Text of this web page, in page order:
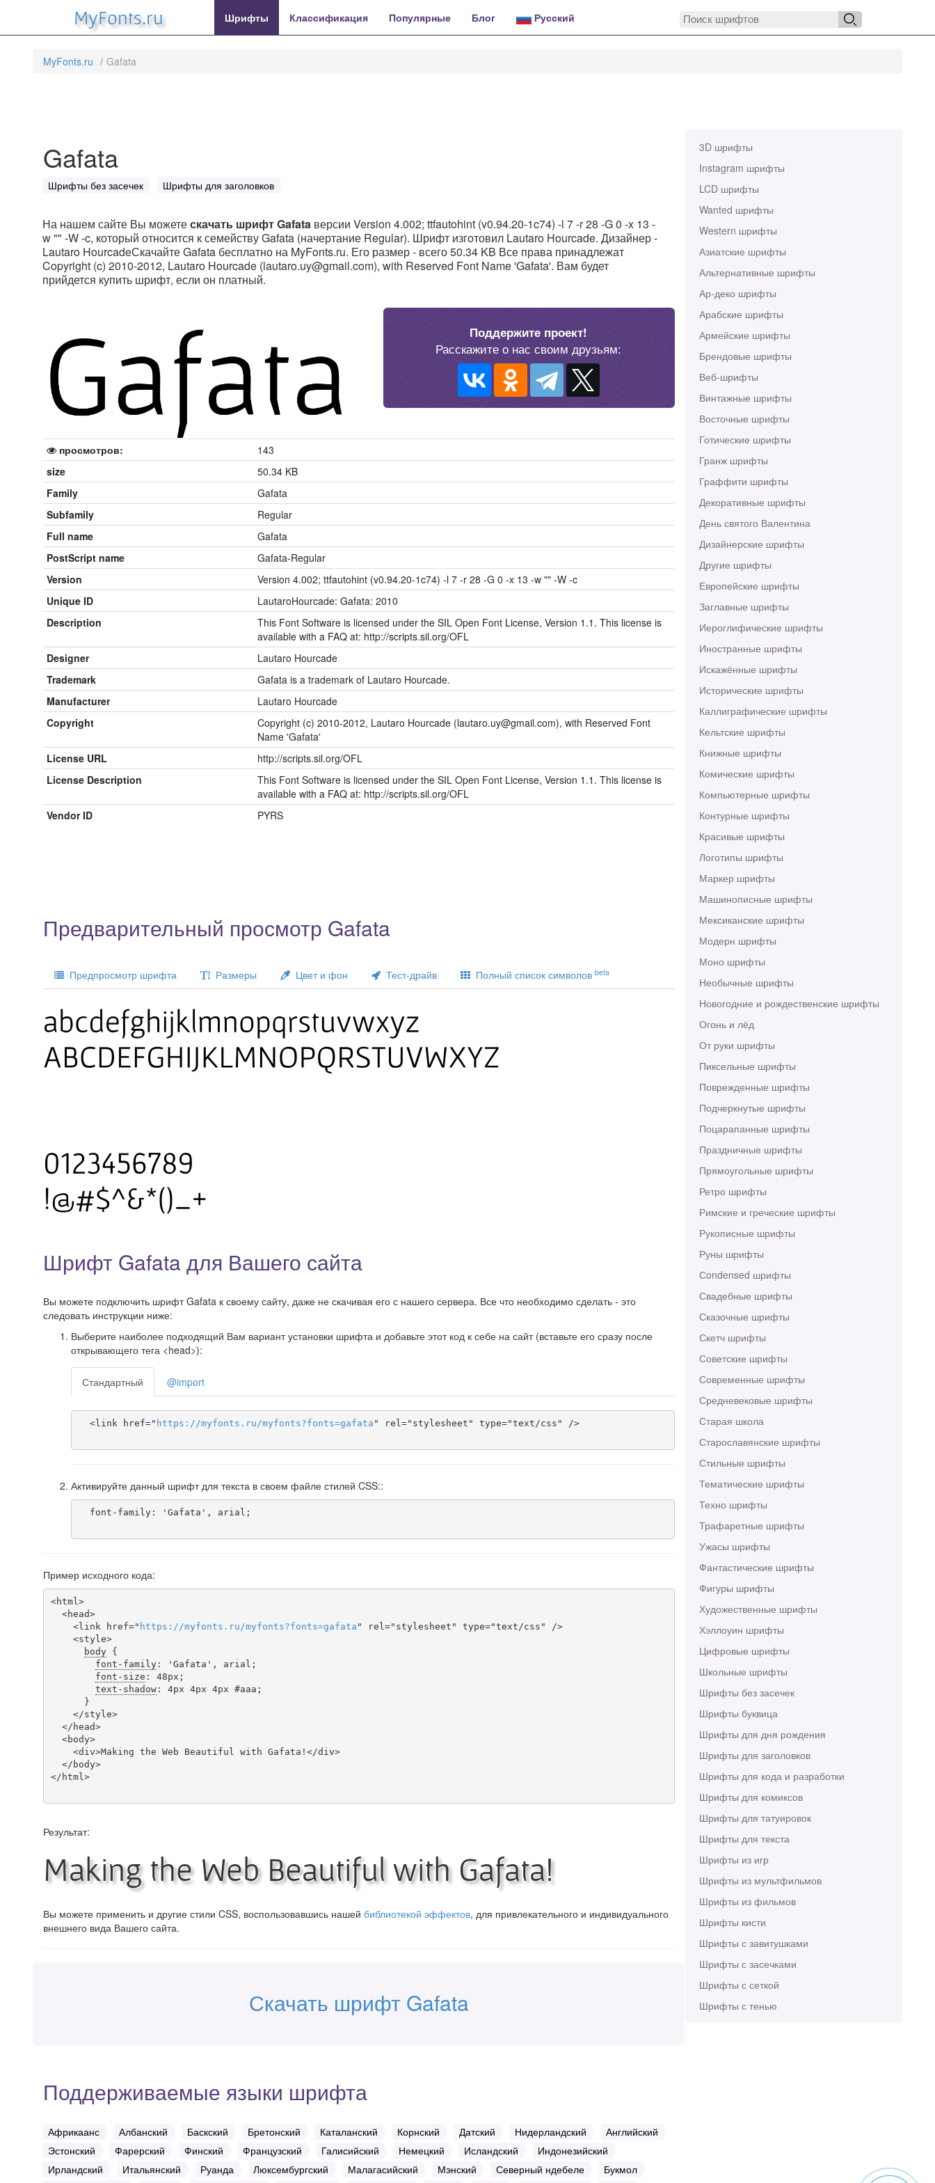
MyFonts.ru Шрифты Классификация Популярные Блог Русский
MyFonts.ru Gafata
3D шрифты
Instagram шрифты
LCD шрифты
Wanted шрифты
Western шрифты
Азиатские шрифты
Альтернативные шрифты
Ар-деко шрифты
Арабские шрифты
Армейские шрифты
Брендовые шрифты
Веб-шрифты
Винтажные шрифты
Восточные шрифты
Готические шрифты
Гранж шрифты
Граффити шрифты
Декоративные шрифты
День святого Валентина
Дизайнерские шрифты
Другие шрифты
Европейские шрифты
Заглавные шрифты
Иероглифические шрифты
Иностранные шрифты
Искажённые шрифты
Исторические шрифты
Каллиграфические шрифты
Кельтские шрифты
Книжные шрифты
Комические шрифты
Компьютерные шрифты
Контурные шрифты
Красивые шрифты
Логотипы шрифты
Маркер шрифты
Машинописные шрифты
Мексиканские шрифты
Модерн шрифты
Моно шрифты
Необычные шрифты
Новогодние и рождественские шрифты
Огонь и лёд
От руки шрифты
Пиксельные шрифты
Поврежденные шрифты
Подчеркнутые шрифты
Поцарапанные шрифты
Праздничные шрифты
Прямоугольные шрифты
Ретро шрифты
Римские и греческие шрифты
Рукописные шрифты
Руны шрифты
Сondensed шрифты
Свадебные шрифты
Сказочные шрифты
Скетч шрифты
Советские шрифты
Современные шрифты
Средневековые шрифты
Старая школа
Старославянские шрифты
Стильные шрифты
Тематические шрифты
Техно шрифты
Трафаретные шрифты
Ужасы шрифты
Фантастические шрифты
Фигуры шрифты
Художественные шрифты
Хэллоуин шрифты
Цифровые шрифты
Школьные шрифты
Шрифты без засечек
Шрифты буквица
Шрифты для дня рождения
Шрифты для заголовков
Шрифты для кода и разработки
Шрифты для комиксов
Шрифты для татуировок
Шрифты для текста
Шрифты из игр
Шрифты из мультфильмов
Шрифты из фильмов
Шрифты кисти
Шрифты с завитушками
Шрифты с засечками
Шрифты с сеткой
Шрифты с тенью
Gafata
Шрифты без засечек Шрифты для заголовков
На нашем сайте Вы можетескачать шрифт Gafata версии Version 4.002; ttfautohint (v0.94.20-1c74) -l 7 -r 28 -G 0 -x 13 -
w "" -W -c, который относится к семейству Gafata (начертание Regular). Шрифт изготовил Lautaro Hourcade. Дизайнер -
Lautaro HourcadeСкачайте Gafata бесплатно на MyFonts.ru. Его размер - всего 50.34 KB Все права принадлежат
Copyright (c) 2010-2012, Lautaro Hourcade (lautaro.uy@gmail.com), with Reserved Font Name 'Gafata'. Вам будет
прийдется купить шрифт, если он платный.
Поддержите проект!
Расскажите о нас своим друзьям:
просмотров:
143
size
50.34 KB
Family
Gafata
Subfamily
Regular
Full name
Gafata
PostScript name
Gafata-Regular
Version
Version 4.002; ttfautohint (v0.94.20-1c74) -l 7 -r 28 -G 0 -x 13 -w "" -W -c
Unique ID
LautaroHourcade: Gafata: 2010
Description
This Font Software is licensed under the SIL Open Font License, Version 1.1. This license is
available with a FAQ at: http://scripts.sil.org/OFL
Designer
Lautaro Hourcade
Trademark
Gafata is a trademark of Lautaro Hourcade.
Manufacturer
Lautaro Hourcade
Copyright
Copyright (c) 2010-2012, Lautaro Hourcade (lautaro.uy@gmail.com), with Reserved Font
Name 'Gafata'
License URL
http://scripts.sil.org/OFL
License Description
This Font Software is licensed under the SIL Open Font License, Version 1.1. This license is
available with a FAQ at: http://scripts.sil.org/OFL
Vendor ID
PYRS
Предварительный просмотр Gafata
Предпросмотр шрифта Размеры Цвет и фон Тест-драйв Полный список символов beta
Шрифт Gafata для Вашего сайта
Вы можете подключить шрифт Gafata к своему сайту, даже не скачивая его с нашего сервера. Все что необходимо сделать - это
следовать инструкции ниже:
Выберите наиболее подходящий Вам вариант установки шрифта и добавьте этот код к себе на сайт (вставьте его сразу после
открывающего тега <head>):
Стандартный @import
  <link href="
https ://myfonts . ru/myfonts?fonts=gafata " rel="stylesheet" type="text/css" />
Активируйте данный шрифт для текста в своем файле стилей CSS::
Пример исходного кода:
<html>
    <link href="
https ://myfonts . ru/myfonts?fonts=gafata " rel="stylesheet" type="text/css" />
body {
font-family: 'Gafata', arial;
font-size : 48px;
text-shadow: 4px 4px 4px #aaa;
</html>
Результат:
Making the Web Beautiful with Gafata!
Вы можете применить и другие стили CSS, воспользовавшись нашей библиотекой эффектов, для привлекательного и индивидуального
внешнего вида Вашего сайта.
Скачать шрифт Gafata
Поддерживаемые языки шрифта
Африкаанс Албанский Баскский Бретонский Каталанский Корнский Датский Нидерландский
Английский
Эстонский
Фарерский Финский Французский Галисийский Немецкий Исландский
Индонезийский
Ирландский
Итальянский Руанда Люксембургский Малагасийский Мэнский Северный ндебеле
Букмол